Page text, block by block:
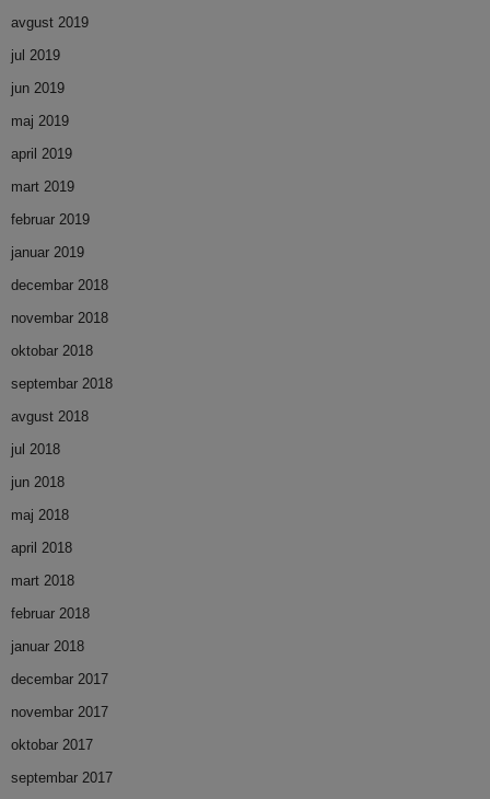
avgust 2019
jul 2019
jun 2019
maj 2019
april 2019
mart 2019
februar 2019
januar 2019
decembar 2018
novembar 2018
oktobar 2018
septembar 2018
avgust 2018
jul 2018
jun 2018
maj 2018
april 2018
mart 2018
februar 2018
januar 2018
decembar 2017
novembar 2017
oktobar 2017
septembar 2017